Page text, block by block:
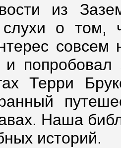
из
слухи о том,
и
Терри
Наша
историй.